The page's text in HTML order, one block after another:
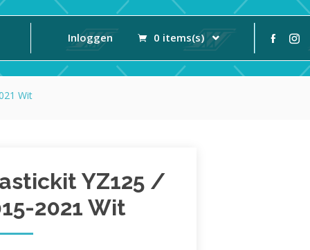
Inloggen 0 items(s)
Wit
YZ125 /
2021 Wit